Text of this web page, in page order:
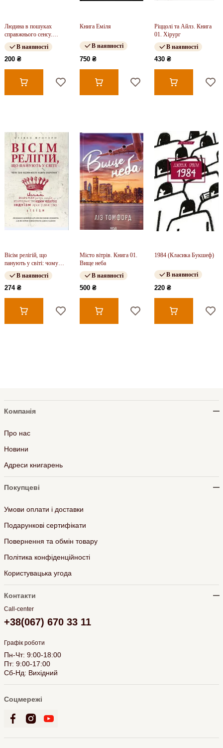
Людина в пошуках
справжнього сенсу.
Психолог у концтаборі
В наявності
200 ₴
Книга Еміля
В наявності
750 ₴
Ріццолі та Айлз. Книга
01. Хірург
В наявності
430 ₴
Вісім релігій, що
панують у світі: чому
їхні відмінності мають
значенняВ наявності
274 ₴
Місто вітрів. Книга 01.
Вище неба
В наявності
500 ₴
1984 (Класика Букшеф)
В наявності
220 ₴
Компанія
Про нас
Новини
Адреси книгарень
Покупцеві
Умови оплати і доставки
Подарункові сертифікати
Повернення та обмін товару
Політика конфіденційності
Користувацька угода
Контакти
Call-center
+38(067) 670 33 11
Графік роботи
Пн-Чт: 9:00-18:00
Пт: 9:00-17:00
Сб-Нд: Вихідний
Соцмережі